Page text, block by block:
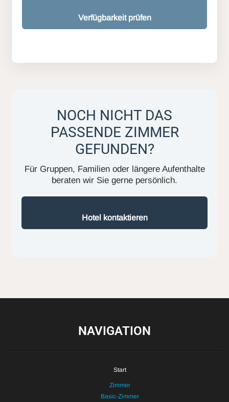
Verfügbarkeit prüfen
NOCH NICHT DAS
PASSENDE ZIMMER
GEFUNDEN?
Für Gruppen, Familien oder längere Aufenthalte
beraten wir Sie gerne persönlich.
Hotel kontaktieren
NAVIGATION
Start
Zimmer
Basic-Zimmer